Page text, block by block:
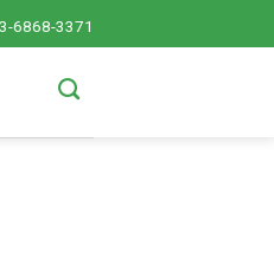
6868-3371